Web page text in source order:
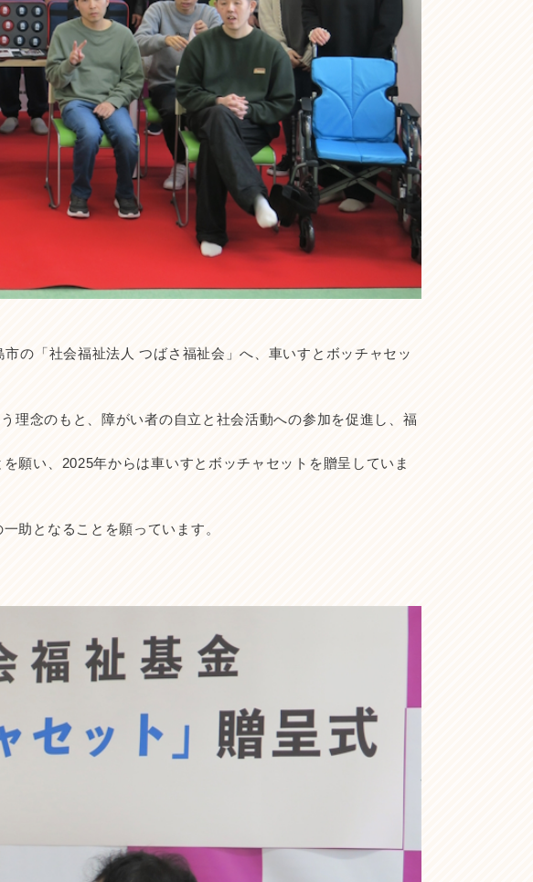
の「社会福祉法人 つばさ福祉会」へ、車いすとボッチャセッ
理念のもと、障がい者の自立と社会活動への参加を促進し、福
願い、2025年からは車いすとボッチャセットを贈呈していま
助となることを願っています。